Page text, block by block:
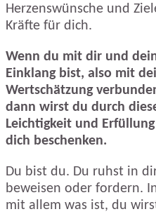
Herzenswünsche und
Kräfte für dich.
Wenn du mit dir und
Einklang bist, also mit
Wertschätzung
dann wirst du durch
Leichtigkeit und
dich beschenken.
Du bist du. Du ruhst in
beweisen oder fordern.
mit allem was ist, du